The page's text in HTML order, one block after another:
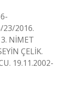
23/2016.
NİMET
ÇELİK.
19.11.2002-